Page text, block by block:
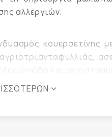
αλλεργιών.
κουερσετίνης
και